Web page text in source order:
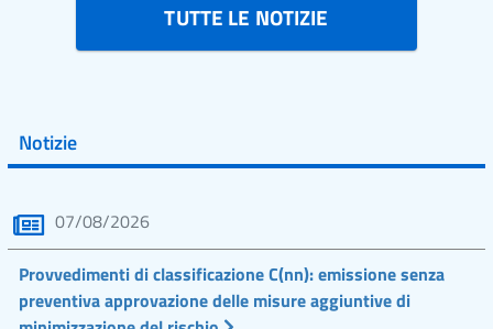
TUTTE LE NOTIZIE
Notizie
07/08/2026
Provvedimenti di classificazione C(nn): emissione senza
preventiva approvazione delle misure aggiuntive di